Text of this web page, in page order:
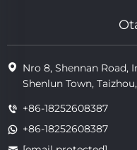
Nro 8, Shennan Road,
Shenlun Town,
+86-18252608387
+86-18252608387